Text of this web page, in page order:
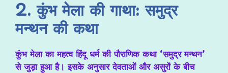
2. कुंभ मेला की गाथा: समुद्र
मन्थन की कथा
कुंभ मेला का महत्व हिंदू धर्म की पौराणिक कथा ‘समुद्र मन्थन’
से जुड़ा हुआ है। इसके अनुसार देवताओं और असुरों के बीच